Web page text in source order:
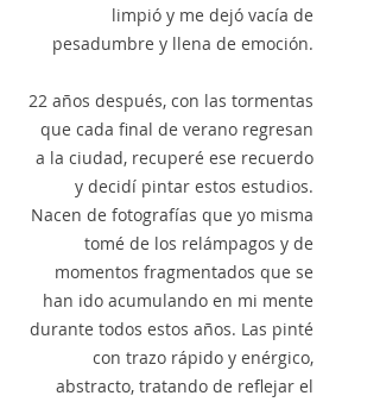
limpió y me dejó vacía de
pesadumbre y llena de emoción.
22 años después, con las tormentas
que cada final de verano regresan
a la ciudad, recuperé ese recuerdo
y decidí pintar estos estudios.
Nacen de fotografías que yo misma
tomé de los relámpagos y de
momentos fragmentados que se
han ido acumulando en mi mente
durante todos estos años. Las pinté
con trazo rápido y enérgico,
abstracto, tratando de reflejar el